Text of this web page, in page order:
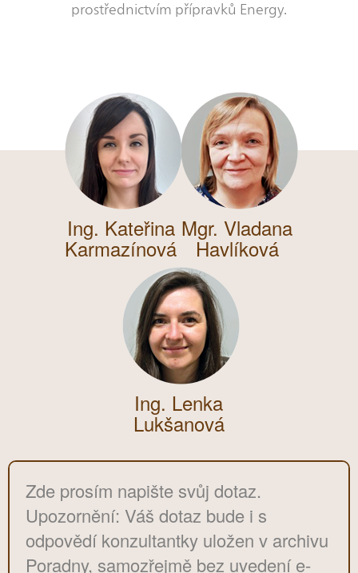
prostřednictvím přípravků Energy.
Ing. Kateřina
Karmazínová
Mgr. Vladana
Havlíková
Ing. Lenka
Lukšanová